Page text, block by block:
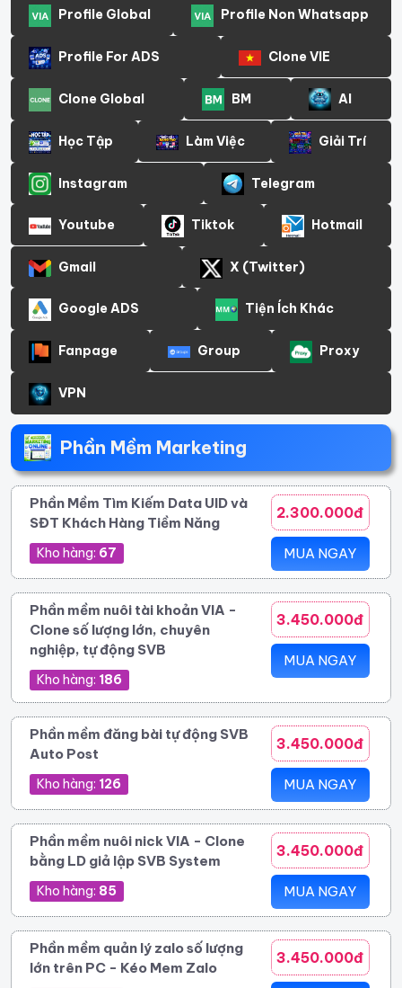
Profile Global Profile Non Whatsapp
Profile For ADS Clone VIE
Clone Global BM AI
Học Tập Làm Việc Giải Trí
Instagram Telegram
Youtube Tiktok Hotmail
Gmail X (Twitter)
Google ADS Tiện Ích Khác
Fanpage Group Proxy
VPN
Phần Mềm Marketing
Phần Mềm Tìm Kiếm Data UID và
SĐT Khách Hàng Tiềm Năng
Kho hàng: 67
2.300.000đ
MUA NGAY
Phần mềm nuôi tài khoản VIA -
Clone số lượng lớn, chuyên
nghiệp, tự động SVB
Kho hàng: 186
3.450.000đ
MUA NGAY
Phần mềm đăng bài tự động SVB
Auto Post
Kho hàng: 126
3.450.000đ
MUA NGAY
Phần mềm nuôi nick VIA - Clone
bằng LD giả lập SVB System
Kho hàng: 85
3.450.000đ
MUA NGAY
Phần mềm quản lý zalo số lượng
lớn trên PC - Kéo Mem Zalo
3.450.000đ